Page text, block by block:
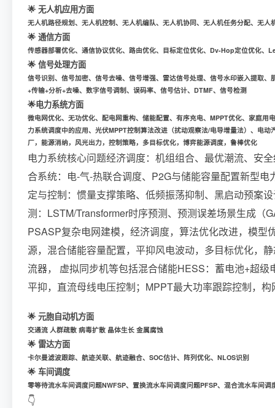
🌟 无人机应用方面
无人机路径规划、无人机控制、无人机编队、无人机协同、无人机任务分配、无
🌟 通信方面
传感器部署优化、通信协议优化、路由优化、目标定位优化、Dv-Hop定位优化、
🌟 信号处理方面
信号识别、信号加密、信号去噪、信号增强、雷达信号处理、信号水印嵌入提取
+传输+分析+去噪、数字信号调制、误码率、信号估计、DTMF、信号检测
🌟电力系统方面
微电网优化、无功优化、配电网重构、储能配置、有序充电、MPPT优化、家庭
力系统调度中的应用、光伏MPPT控制算法改进（扰动观察法/电导增量法）、电
厂，能源消纳，风光出力，控制策略，多目标优化，博弈能源调度，鲁棒优化
电力系统核心问题经济调度：机组组合、最优潮流、安
合系统：电-气-热联合调度、P2G与储能容量配置新型
定与控制：惯量支撑策略、低频振荡抑制、黑启动预案
测：LSTM/Transformer时序预测、预测误差场景生成（
PSASP复杂电网建模，经济调度，算法优化改进，模
源，混合储能容量配置，平抑风电波动，多目标优化，
流器， 虚拟同步机等包括混合储能HESS：蓄电池+超
平抑，直流母线电压控制；MPPT最大功率跟踪控制，
🌟 元胞自动机方面
交通流 人群疏散 病毒扩散 晶体生长 金属腐蚀
🌟 雷达方面
卡尔曼滤波跟踪、航迹关联、航迹融合、SOC估计、阵列优化、NLOS识别
🌟 车间调度
零等待流水车间调度问题NWFSP、 置换流水车间调度问题PFSP、 混合流水车间调
👇